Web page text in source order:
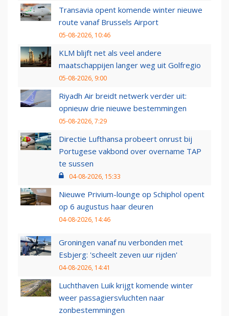
Transavia opent komende winter nieuwe
route vanaf Brussels Airport
05-08-2026, 10:46
KLM blijft net als veel andere
maatschappijen langer weg uit Golfregio
05-08-2026, 9:00
Riyadh Air breidt netwerk verder uit:
opnieuw drie nieuwe bestemmingen
05-08-2026, 7:29
Directie Lufthansa probeert onrust bij
Portugese vakbond over overname TAP
te sussen
04-08-2026, 15:33
Nieuwe Privium-lounge op Schiphol opent
op 6 augustus haar deuren
04-08-2026, 14:46
Groningen vanaf nu verbonden met
Esbjerg: 'scheelt zeven uur rijden'
04-08-2026, 14:41
Luchthaven Luik krijgt komende winter
weer passagiersvluchten naar
zonbestemmingen